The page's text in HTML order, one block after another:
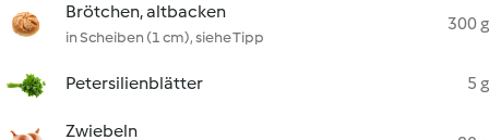
Brötchen, altbacken
in Scheiben (1 cm), siehe Tipp
300 g
Petersilienblätter 5 g
Zwiebeln